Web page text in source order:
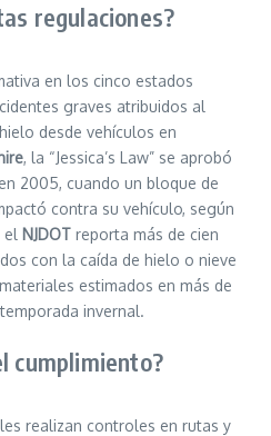
regulaciones?
en los cinco estados
graves atribuidos al
desde vehículos en
, la “Jessica’s Law” se aprobó
2005, cuando un bloque de
contra su vehículo, según
el NJDOT reporta más de cien
con la caída de hielo o nieve
estimados en más de
invernal.
cumplimiento?
realizan controles en rutas y